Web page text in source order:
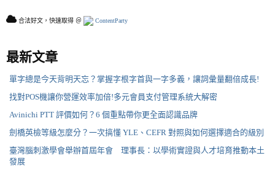
合法好文，快速取得 ＠ ContentParty
最新文章
單字總是今天背明天忘？掌握字根字首與一字多義，讓詞彙量翻倍成長!
找對POS機讓你營運效率加倍!多元會員支付管理系統大解密
Avinichi PTT 評價如何？6 個重點帶你更全面認識品牌
劍橋英檢等級怎麼分？一次搞懂 YLE、CEFR 對照與如何選擇適合的級別
臺灣腦刺激學會舉辦首屆年會 理事長：以學術實證與人才培育推動本土
發展